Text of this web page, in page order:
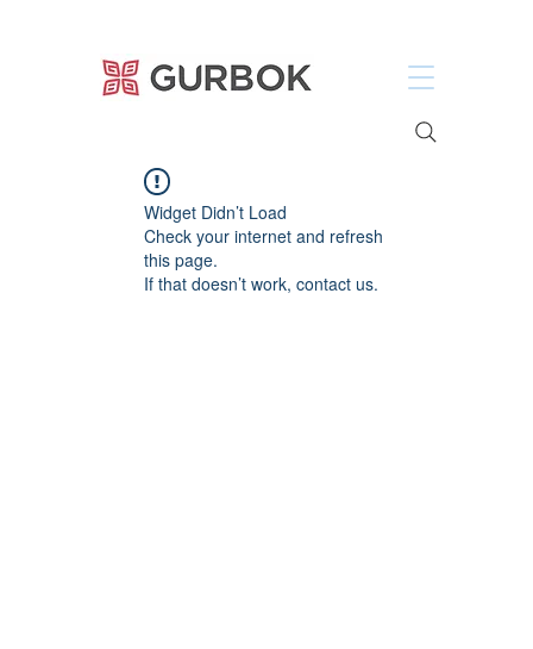
거복푸드
Widget Didn’t Load
Check your internet and refresh
this page.
If that doesn’t work, contact us.